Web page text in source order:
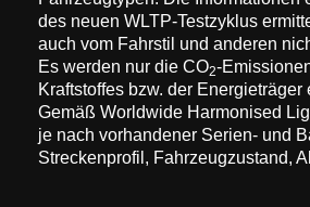
des neuen WLTP-Testzyklus
auch vom Fahrstil und anderen
Es werden nur die CO2-
Kraftstoffes bzw. der
Gemäß Worldwide Harmonised
je nach vorhandener Serien- und
Streckenprofil, Fahrzeugzustand,